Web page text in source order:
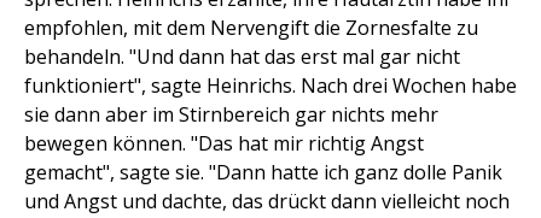
empfohlen, mit dem Nervengift die Zornesfalte zu
behandeln. "Und dann hat das erst mal gar nicht
funktioniert", sagte Heinrichs. Nach drei Wochen habe
sie dann aber im Stirnbereich gar nichts mehr
bewegen können. "Das hat mir richtig Angst
gemacht", sagte sie. "Dann hatte ich ganz dolle Panik
und Angst und dachte, das drückt dann vielleicht noch